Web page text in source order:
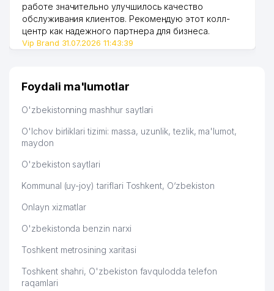
работе значительно улучшилось качество
обслуживания клиентов. Рекомендую этот колл-
центр как надежного партнера для бизнеса.
Vip Brand 31.07.2026 11:43:39
Foydali ma'lumotlar
O'zbekistonning mashhur saytlari
O'lchov birliklari tizimi: massa, uzunlik, tezlik, ma'lumot,
maydon
O'zbekiston saytlari
Kommunal (uy-joy) tariflari Toshkent, O‘zbekiston
Onlayn xizmatlar
O'zbekistonda benzin narxi
Toshkent metrosining xaritasi
Toshkent shahri, O'zbekiston favqulodda telefon
raqamlari